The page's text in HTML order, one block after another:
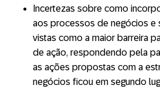
Incertezas sobre como
aos processos de negócios e
vistas como a maior barreira
de ação, respondendo pela
as ações propostas com a
negócios ficou em segundo